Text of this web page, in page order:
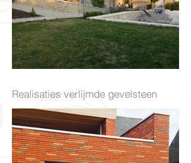
Realisaties verlijmde gevelsteen